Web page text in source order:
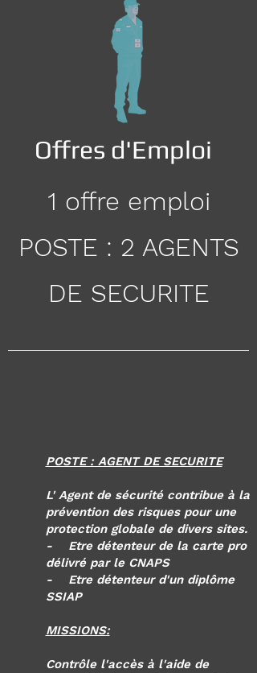
Offres d'Emploi
1 offre emploi
POSTE : 2 AGENTS
DE SECURITE
POSTE : AGENT DE SECURITE
L' Agent de sécurité contribue à la
prévention des risques pour une
protection globale de divers sites.
- Etre détenteur de la carte pro
délivré par le CNAPS
- Etre détenteur d'un diplôme
SSIAP
MISSIONS:
Contrôle l'accès à l'aide de